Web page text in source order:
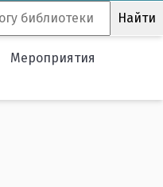
Мероприятия